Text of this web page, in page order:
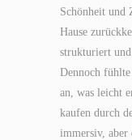
Schönheit und
Hause
strukturiert
Dennoch fühlte
an, was leicht
kaufen durch
immersiv, aber